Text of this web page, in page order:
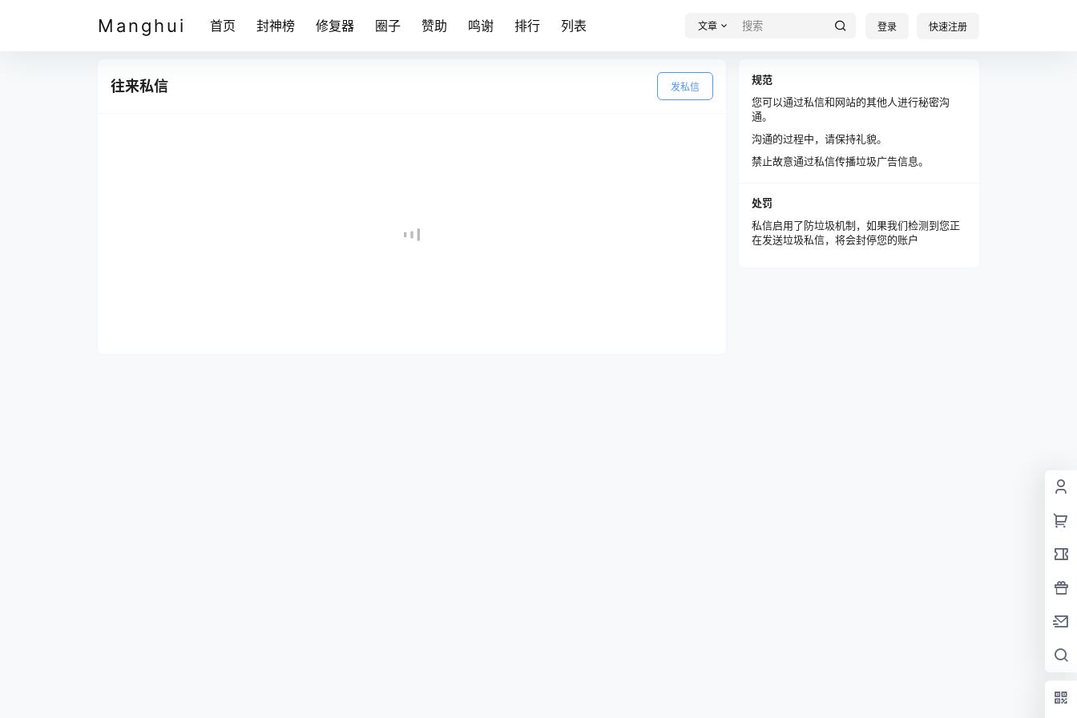
Manghui 首页 封神榜 修复器 圈子 赞助 鸣谢 排行 列表 文章 登录 快速注册
往来私信 发私信
规范
您可以通过私信和网站的其他人进行秘密沟
通。
沟通的过程中，请保持礼貌。
禁止故意通过私信传播垃圾广告信息。
处罚
私信启用了防垃圾机制，如果我们检测到您正
在发送垃圾私信，将会封停您的账户